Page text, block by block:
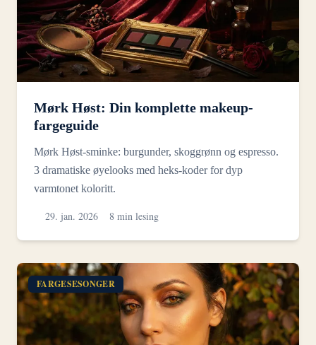
Mørk Høst: Din komplette makeup-
fargeguide
Mørk Høst-sminke: burgunder, skoggrønn og espresso.
3 dramatiske øyelooks med heks-koder for dyp
varmtonet koloritt.
29. jan. 2026 8 min lesing
FARGESESONGER